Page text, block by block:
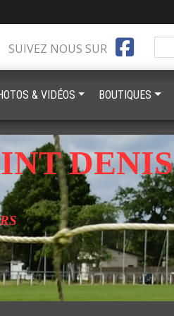
DENIS
SUIVEZ NOUS SUR
& VIDÉOS BOUTIQUES